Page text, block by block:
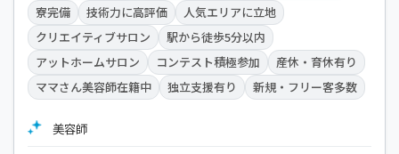
寮完備
技術力に高評価
人気エリアに立地
クリエイティブサロン
駅から徒歩5分以内
アットホームサロン
コンテスト積極参加
産休・育休有り
ママさん美容師在籍中
独立支援有り 新規・フリー客多数
美容師